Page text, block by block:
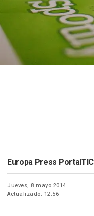
Europa Press PortalTIC
Jueves, 8 mayo 2014
Actualizado: 12:56